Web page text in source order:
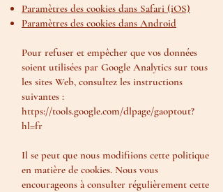
Paramètres des cookies dans Safari (iOS)
Paramètres des cookies dans Android
Pour refuser et empêcher que vos données
soient utilisées par Google Analytics sur tous
les sites Web, consultez les instructions
suivantes :
https://tools.google.com/dlpage/gaoptout?
hl=fr
Il se peut que nous modifiions cette politique
en matière de cookies. Nous vous
encourageons à consulter régulièrement cette